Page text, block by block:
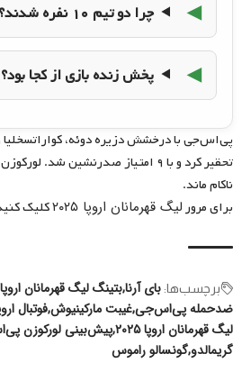
چرا دو تیم ۱۰ نفره شدند؟
پخش زنده بازی از کجا بود؟
تحقیر کرد و با ۹ امتیاز صدرنشین شد.
ناکام ماند.
برای مرورلیگ قهرمانان اروپا ۲۰۲۵ کلیک
برچسب‌‌ها: بای آرنابتینگ لیگ قهرمانان اروپا
ضدحمله پی‌اس‌جیغیبت مارکینیوشفوتبال
لیگ قهرمانان اروپا ۲۰۲۵
پیش‌بینی لورکوزن
گریمالدوگونسالو راموس